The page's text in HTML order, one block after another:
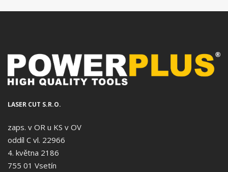
LASER CUT S.R.O.
zaps. v OR u KS v OV
oddíl C vl. 22966
4. května 2186
755 01 Vsetín